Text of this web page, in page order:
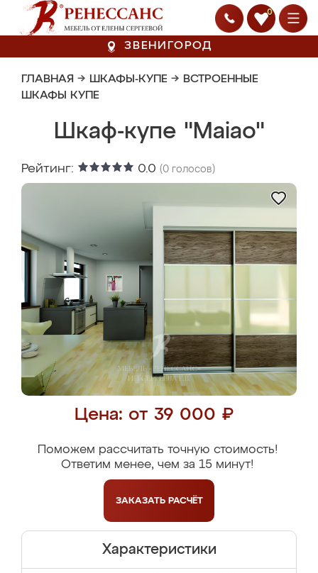
0
ЗВЕНИГОРОД
ГЛАВНАЯ → ШКАФЫ-КУПЕ → ВСТРОЕННЫЕ
ШКАФЫ КУПЕ
Шкаф-купе "Maiao"
Рейтинг: 0.0 (0 голосов)
Цена: от 39 000 ₽
Поможем рассчитать точную стоимость!
Ответим менее, чем за 15 минут!
ЗАКАЗАТЬ РАСЧЁТ
Характеристики